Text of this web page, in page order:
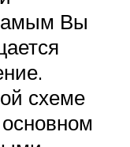
Вы
схеме